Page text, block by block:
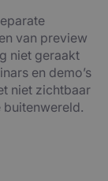
van preview
niet geraakt
en demo’s
niet zichtbaar
buitenwereld.